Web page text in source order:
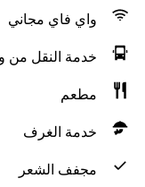
واي فاي مجاني
خدمة النقل من
مطعم
خدمة الغرف
مجفف الشعر